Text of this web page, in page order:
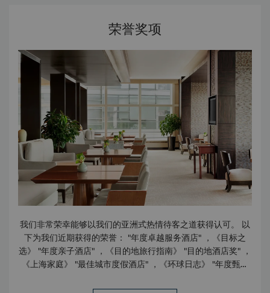
心 商务及办公中心每天24小时为您提供卓越服务及先进的设
施，包括16间配套齐全的服务式办公室及4间设施完备的会议
室。 我们拥有一支专业且敬业的团队随时为您待命，全方位协
助您把握商机。 设施 宽带上网 电话会议/视频会议设施 会议
室/董事会议厅 服务式办公室租用 服务 装订服务 名片印刷 快
递服务 传真及影印服务 打印、激光打印及扫描服务 秘书服务
笔译/口译服务 设备 视听设备 液晶投影仪 投影仪 幻灯机 移动
电话 PC工作站
荣誉奖项
我们非常荣幸能够以我们的亚洲式热情待客之道获得认可。 以
下为我们近期获得的荣誉： "年度卓越服务酒店" ，《目标之
选》 "年度亲子酒店" ，《目的地旅行指南》 "目的地酒店奖" ，
《上海家庭》 "最佳城市度假酒店" ，《环球日志》 "年度甄选
子度假酒店" ，《中国最佳酒店大奖》 "2024 年度《旅城》旅